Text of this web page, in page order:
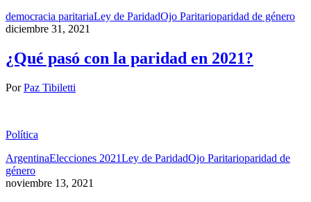
democracia paritariaLey de ParidadOjo Paritarioparidad de género
diciembre 31, 2021
¿Qué pasó con la paridad en 2021?
PorPaz Tibiletti
Política
ArgentinaElecciones 2021Ley de ParidadOjo Paritarioparidad de
género
noviembre 13, 2021